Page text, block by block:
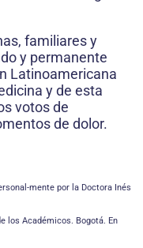
familiares y
y permanente
Latinoamericana
y de esta
votos de
de dolor.
mente por la Doctora Inés
los Académicos. Bogotá. En